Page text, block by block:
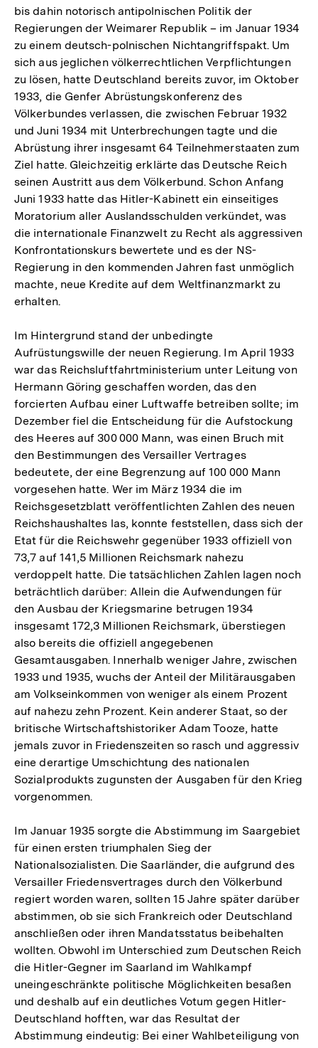
bis dahin notorisch antipolnischen Politik der
Regierungen der Weimarer Republik – im Januar 1934
zu einem deutsch-polnischen Nichtangriffspakt. Um
sich aus jeglichen völkerrechtlichen Verpflichtungen
zu lösen, hatte Deutschland bereits zuvor, im Oktober
1933, die Genfer Abrüstungskonferenz des
Völkerbundes verlassen, die zwischen Februar 1932
und Juni 1934 mit Unterbrechungen tagte und die
Abrüstung ihrer insgesamt 64 Teilnehmerstaaten zum
Ziel hatte. Gleichzeitig erklärte das Deutsche Reich
seinen Austritt aus dem Völkerbund. Schon Anfang
Juni 1933 hatte das Hitler-Kabinett ein einseitiges
Moratorium aller Auslandsschulden verkündet, was
die internationale Finanzwelt zu Recht als aggressiven
Konfrontationskurs bewertete und es der NS-
Regierung in den kommenden Jahren fast unmöglich
machte, neue Kredite auf dem Weltfinanzmarkt zu
erhalten.
Im Hintergrund stand der unbedingte
Aufrüstungswille der neuen Regierung. Im April 1933
war das Reichsluftfahrtministerium unter Leitung von
Hermann Göring geschaffen worden, das den
forcierten Aufbau einer Luftwaffe betreiben sollte; im
Dezember fiel die Entscheidung für die Aufstockung
des Heeres auf 300 000 Mann, was einen Bruch mit
den Bestimmungen des Versailler Vertrages
bedeutete, der eine Begrenzung auf 100 000 Mann
vorgesehen hatte. Wer im März 1934 die im
Reichsgesetzblatt veröffentlichten Zahlen des neuen
Reichshaushaltes las, konnte feststellen, dass sich der
Etat für die Reichswehr gegenüber 1933 offiziell von
73,7 auf 141,5 Millionen Reichsmark nahezu
verdoppelt hatte. Die tatsächlichen Zahlen lagen noch
beträchtlich darüber: Allein die Aufwendungen für
den Ausbau der Kriegsmarine betrugen 1934
insgesamt 172,3 Millionen Reichsmark, überstiegen
also bereits die offiziell angegebenen
Gesamtausgaben. Innerhalb weniger Jahre, zwischen
1933 und 1935, wuchs der Anteil der Militärausgaben
am Volkseinkommen von weniger als einem Prozent
auf nahezu zehn Prozent. Kein anderer Staat, so der
britische Wirtschaftshistoriker Adam Tooze, hatte
jemals zuvor in Friedenszeiten so rasch und aggressiv
eine derartige Umschichtung des nationalen
Sozialprodukts zugunsten der Ausgaben für den Krieg
vorgenommen.
Im Januar 1935 sorgte die Abstimmung im Saargebiet
für einen ersten triumphalen Sieg der
Nationalsozialisten. Die Saarländer, die aufgrund des
Versailler Friedensvertrages durch den Völkerbund
regiert worden waren, sollten 15 Jahre später darüber
abstimmen, ob sie sich Frankreich oder Deutschland
anschließen oder ihren Mandatsstatus beibehalten
wollten. Obwohl im Unterschied zum Deutschen Reich
die Hitler-Gegner im Saarland im Wahlkampf
uneingeschränkte politische Möglichkeiten besaßen
und deshalb auf ein deutliches Votum gegen Hitler-
Deutschland hofften, war das Resultat der
Abstimmung eindeutig: Bei einer Wahlbeteiligung von